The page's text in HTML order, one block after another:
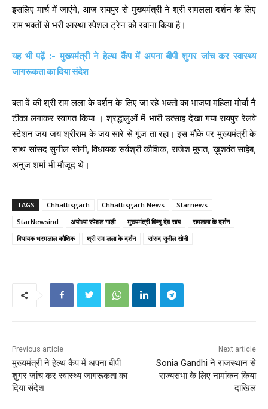
इसलिए मार्च में जाएंगे, आज रायपुर से मुख्यमंत्री ने श्री रामलला दर्शन के लिए
राम भक्तों से भरी आस्था स्पेशल ट्रेन को रवाना किया है।
यह भी पढ़ें :- मुख्यमंत्री ने हेल्थ कैंप में अपना बीपी शुगर जांच कर स्वास्थ्य
जागरूकता का दिया संदेश
बता दें की श्री राम लला के दर्शन के लिए जा रहे भक्तो का भाजपा महिला मोर्चा नै
टीका लगाकर स्वागत किया । श्रद्धालुओं में भारी उत्साह देखा गया रायपुर रेलवे
स्टेशन जय जय श्रीराम के जय सारे से गूंज ता रहा। इस मौके पर मुख्यमंत्री के
साथ सांसद सुनील सोनी, विधायक सर्वश्री कौशिक, राजेश मूणत, ख़ुशवंत साहेब,
अनुज शर्मा भी मौजूद थे।
TAGS Chhattisgarh Chhattisgarh News
Starnews
StarNewsind
अयोध्या स्पेशल गाड़ी मुख्यमंत्री विष्णु देव साय
रामलला के दर्शन
विधायक धरमलाल कौशिक
श्री राम लला के दर्शन सांसद सुनील सोनी
Previous article
मुख्यमंत्री ने हेल्थ कैंप में अपना बीपी
शुगर जांच कर स्वास्थ्य जागरूकता का
दिया संदेश
Next article
Sonia Gandhi ने राजस्थान से
राज्यसभा के लिए नामांकन किया
दाखिल